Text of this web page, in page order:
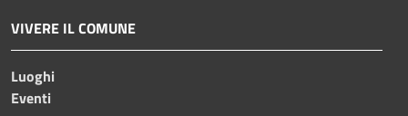
VIVERE IL COMUNE
Luoghi
Eventi